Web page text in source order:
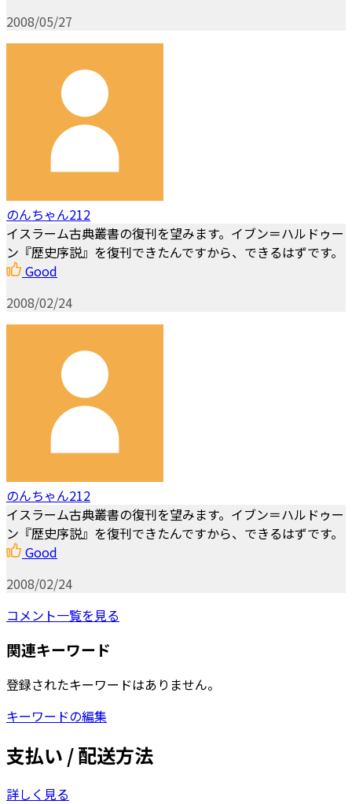
2008/05/27
のんちゃん212
イスラーム古典叢書の復刊を望みます。イブン＝ハルドゥー
ン『歴史序説』を復刊できたんですから、できるはずです。
Good
2008/02/24
のんちゃん212
イスラーム古典叢書の復刊を望みます。イブン＝ハルドゥー
ン『歴史序説』を復刊できたんですから、できるはずです。
Good
2008/02/24
コメント一覧を見る
関連キーワード
登録されたキーワードはありません。
キーワードの編集
支払い / 配送方法
詳しく見る